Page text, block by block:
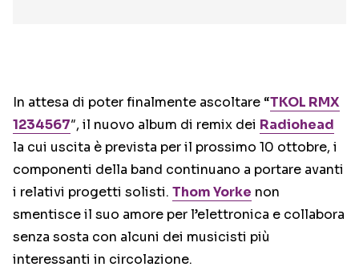
In attesa di poter finalmente ascoltare “TKOL RMX
1234567″, il nuovo album di remix dei Radiohead
la cui uscita è prevista per il prossimo 10 ottobre, i
componenti della band continuano a portare avanti
i relativi progetti solisti. Thom Yorke non
smentisce il suo amore per l’elettronica e collabora
senza sosta con alcuni dei musicisti più
interessanti in circolazione.